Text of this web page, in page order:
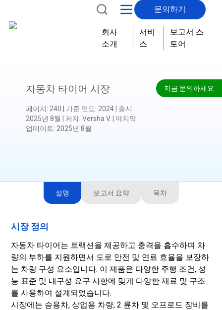
문의하기
회사
소개
서비
스
보고서 스
토어
지금 문의하세요
자동차 타이어 시장
페이지: 240 기준 연도: 2024 출시:
2025년 8월
저자: Versha V.
마지막
업데이트: 2025년 8월
설명 보고서 요약 목차
시장 정의
자동차 타이어는 트랙션을 제공하고 충격을 흡수하며 차
량의 부하를 지원하면서 도로 안전 및 연료 효율을 보장하
는 차량 구성 요소입니다. 이 제품은 다양한 주행 조건, 성
능 표준 및 내구성 요구 사항에 맞게 다양한 재료 및 구조
를 사용하여 설계되었습니다.
시장에는 승용차, 상업용 차량, 2 륜차 및 오프로드 장비를